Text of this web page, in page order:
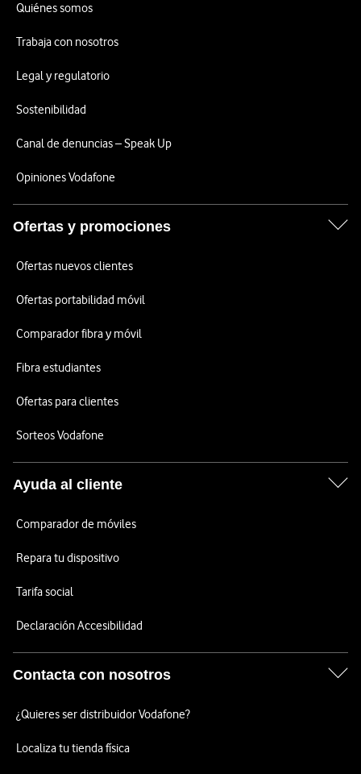
Quiénes somos
Trabaja con nosotros
Legal y regulatorio
Sostenibilidad
Canal de denuncias – Speak Up
Opiniones Vodafone
Ofertas y promociones
Ofertas nuevos clientes
Ofertas portabilidad móvil
Comparador fibra y móvil
Fibra estudiantes
Ofertas para clientes
Sorteos Vodafone
Ayuda al cliente
Comparador de móviles
Repara tu dispositivo
Tarifa social
Declaración Accesibilidad
Contacta con nosotros
¿Quieres ser distribuidor Vodafone?
Localiza tu tienda física